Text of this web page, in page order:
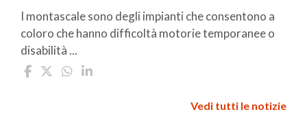
I montascale sono degli impianti che consentono a
coloro che hanno difficoltà motorie temporanee o
disabilità ...
Vedi tutti le notizie